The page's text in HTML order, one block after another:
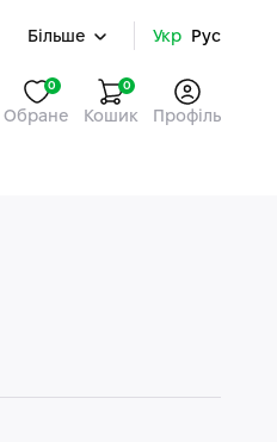
Більше Укр Рус
Обране
0 0
Кошик Профіль